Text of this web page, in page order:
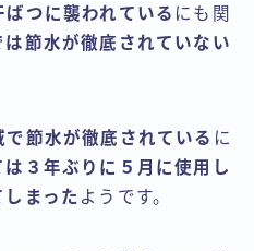
つに襲われている にも関
節水が徹底されていない
節水が徹底されている に
３年ぶりに５月に使用し
まった ようです。